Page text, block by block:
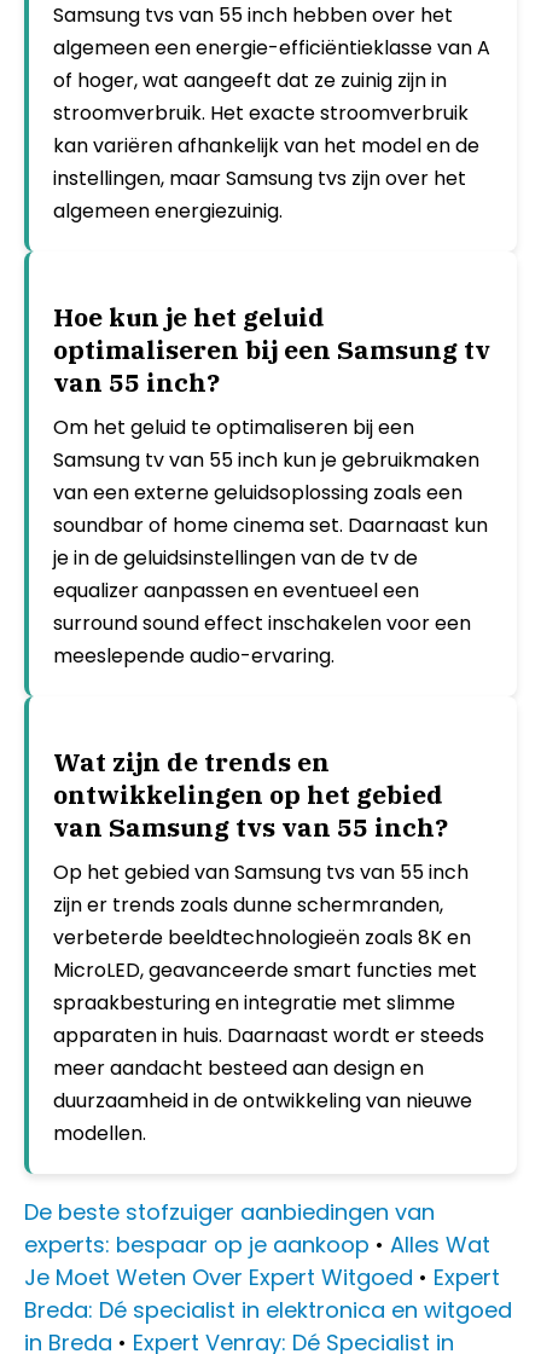
Samsung tvs van 55 inch hebben over het
algemeen een energie-efficiëntieklasse van A
of hoger, wat aangeeft dat ze zuinig zijn in
stroomverbruik. Het exacte stroomverbruik
kan variëren afhankelijk van het model en de
instellingen, maar Samsung tvs zijn over het
algemeen energiezuinig.
Hoe kun je het geluid
optimaliseren bij een Samsung tv
van 55 inch?
Om het geluid te optimaliseren bij een
Samsung tv van 55 inch kun je gebruikmaken
van een externe geluidsoplossing zoals een
soundbar of home cinema set. Daarnaast kun
je in de geluidsinstellingen van de tv de
equalizer aanpassen en eventueel een
surround sound effect inschakelen voor een
meeslepende audio-ervaring.
Wat zijn de trends en
ontwikkelingen op het gebied
van Samsung tvs van 55 inch?
Op het gebied van Samsung tvs van 55 inch
zijn er trends zoals dunne schermranden,
verbeterde beeldtechnologieën zoals 8K en
MicroLED, geavanceerde smart functies met
spraakbesturing en integratie met slimme
apparaten in huis. Daarnaast wordt er steeds
meer aandacht besteed aan design en
duurzaamheid in de ontwikkeling van nieuwe
modellen.
De beste stofzuiger aanbiedingen van
experts: bespaar op je aankoop • Alles Wat
Je Moet Weten Over Expert Witgoed • Expert
Breda: Dé specialist in elektronica en witgoed
in Breda • Expert Venray: Dé Specialist in